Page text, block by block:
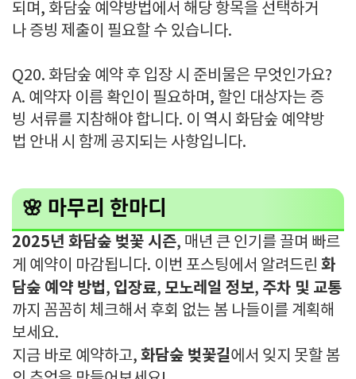
되며, 화담숲 예약방법에서 해당 항목을 선택하거
나 증빙 제출이 필요할 수 있습니다.
Q20. 화담숲 예약 후 입장 시 준비물은 무엇인가요?
A. 예약자 이름 확인이 필요하며, 할인 대상자는 증
빙 서류를 지참해야 합니다. 이 역시 화담숲 예약방
법 안내 시 함께 공지되는 사항입니다.
🌸 마무리 한마디
2025년 화담숲 벚꽃 시즌, 매년 큰 인기를 끌며 빠르
게 예약이 마감됩니다. 이번 포스팅에서 알려드린 화
담숲 예약 방법, 입장료, 모노레일 정보, 주차 및 교통
까지 꼼꼼히 체크해서 후회 없는 봄 나들이를 계획해
보세요.
지금 바로 예약하고, 화담숲 벚꽃길에서 잊지 못할 봄